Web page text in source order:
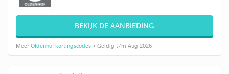
BEKIJK DE AANBIEDING
Meer Oldenhof kortingscodes • Geldig t/m Aug 2026